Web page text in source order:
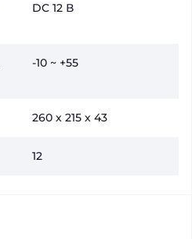
DC 12 В
-10 ~ +55
260 х 215 х 43
12